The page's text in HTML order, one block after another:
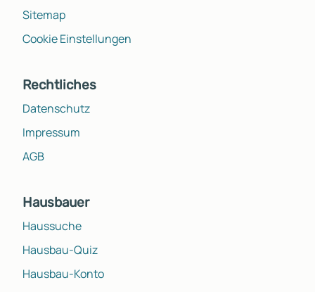
Sitemap
Cookie Einstellungen
Rechtliches
Datenschutz
Impressum
AGB
Hausbauer
Haussuche
Hausbau-Quiz
Hausbau-Konto